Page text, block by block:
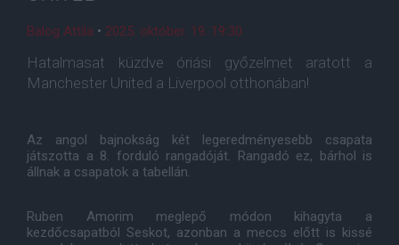
Balog Attila • 2025. október. 19. 19:30
Hatalmasat küzdve óriási győzelmet aratott a
Manchester United a Liverpool otthonában!
Az angol bajnokság két legeredményesebb csapata
játszotta a 8. forduló rangadóját. Rangadó ez, bárhol is
állnak a csapatok a tabellán.
Ruben Amorim meglepő módon kihagyta a
kezdőcsapatból Seskot, azonban a meccs előtt is kissé